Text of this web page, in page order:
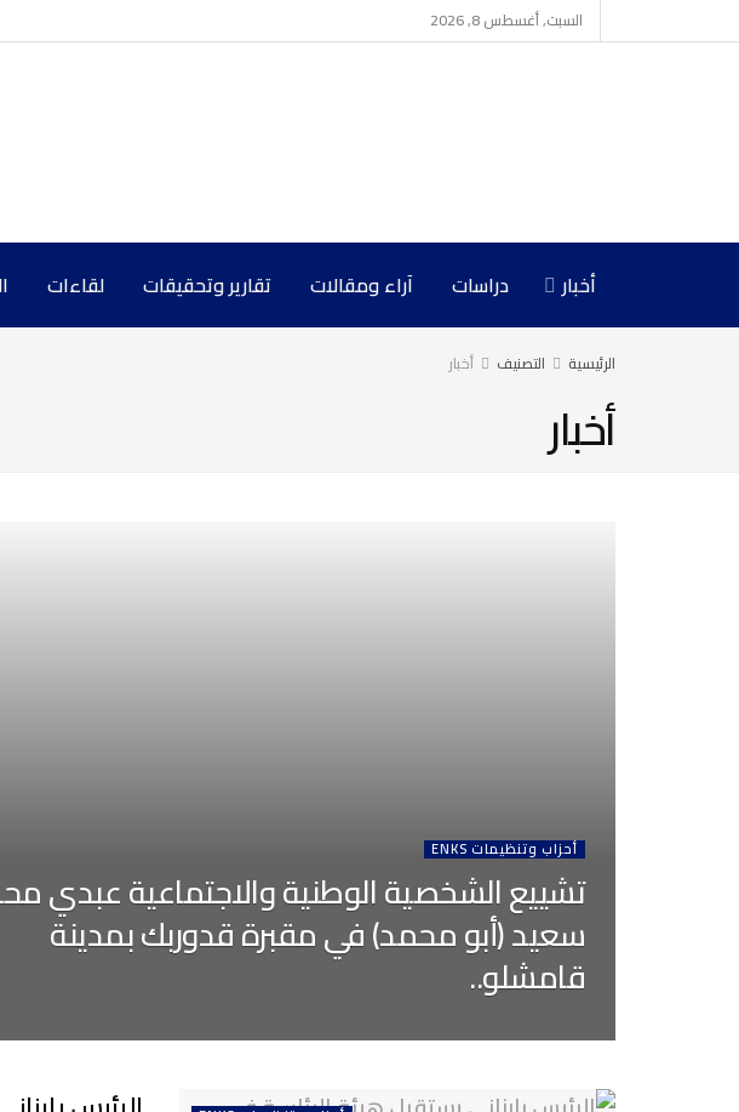
السبت, أغسطس 8, 2026
أخبار دراسات آراء ومقالات تقارير وتحقيقات لقاءات
الرئيسية التصنيف أخبار
أخبار
أحزاب وتنظيمات ENKS
تشييع الشخصية الوطنية والاجتماعية عبدي
سعيد (أبو محمد) في مقبرة قدوربك بمدينة
قامشلو..